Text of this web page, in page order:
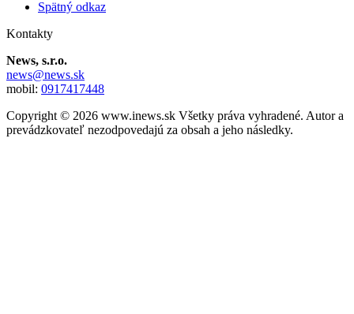
Spätný odkaz
Kontakty
News, s.r.o.
news@news.sk
mobil: 0917417448
Copyright © 2026 www.inews.sk Všetky práva vyhradené. Autor a
prevádzkovateľ nezodpovedajú za obsah a jeho následky.